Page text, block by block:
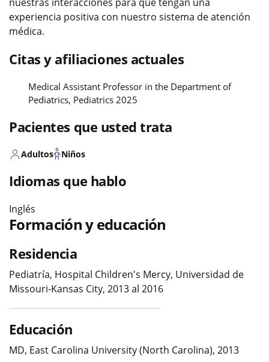
experiencia positiva con nuestro sistema de atención
médica.
Citas y afiliaciones actuales
Medical Assistant Professor in the Department of
Pediatrics, Pediatrics 2025
Pacientes que usted trata
Adultos Niños
Idiomas que hablo
Inglés
Formación y educación
Residencia
Pediatría, Hospital Children's Mercy, Universidad de
Missouri-Kansas City, 2013 al 2016
Educación
MD, East Carolina University (North Carolina), 2013